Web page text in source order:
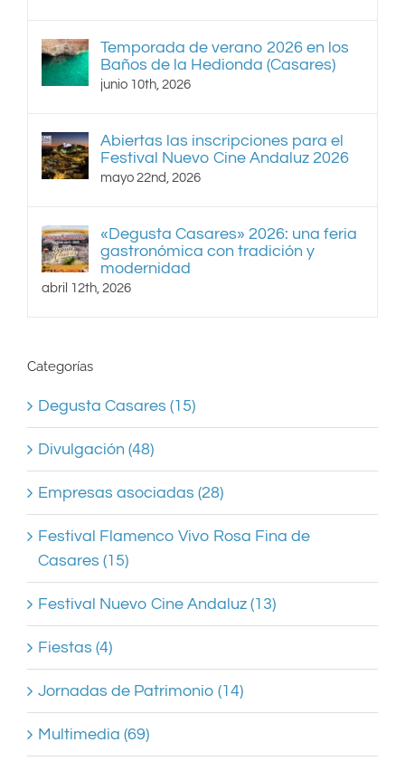
Temporada de verano 2026 en los
Baños de la Hedionda (Casares)
junio 10th, 2026
Abiertas las inscripciones para el
Festival Nuevo Cine Andaluz 2026
mayo 22nd, 2026
«Degusta Casares» 2026: una feria
gastronómica con tradición y
modernidad
abril 12th, 2026
Categorías
Degusta Casares (15)
Divulgación (48)
Empresas asociadas (28)
Festival Flamenco Vivo Rosa Fina de
Casares (15)
Festival Nuevo Cine Andaluz (13)
Fiestas (4)
Jornadas de Patrimonio (14)
Multimedia (69)